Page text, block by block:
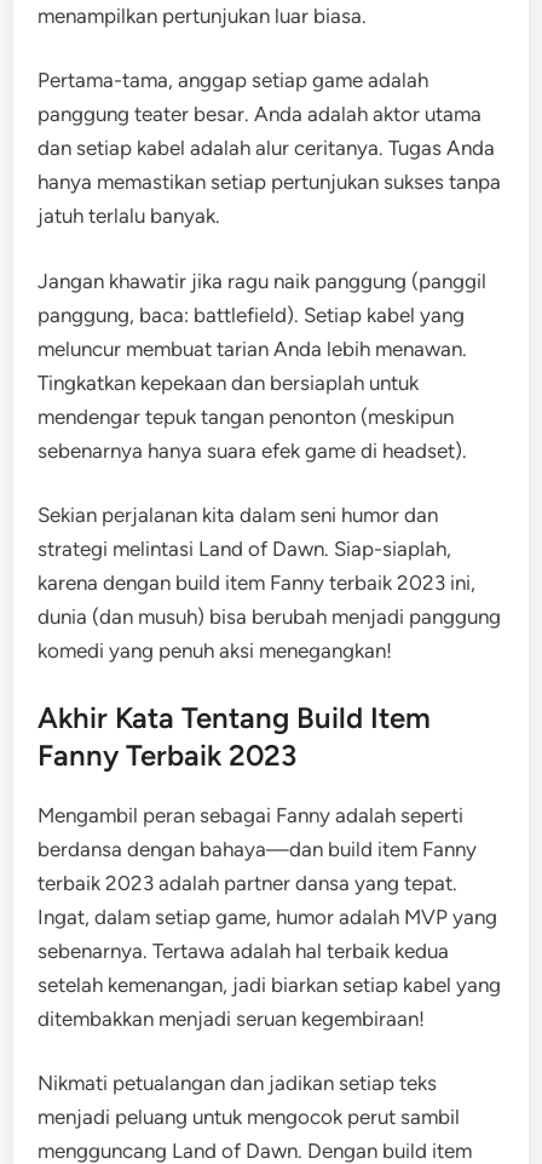
menampilkan pertunjukan luar biasa.
Pertama-tama, anggap setiap game adalah
panggung teater besar. Anda adalah aktor utama
dan setiap kabel adalah alur ceritanya. Tugas Anda
hanya memastikan setiap pertunjukan sukses tanpa
jatuh terlalu banyak.
Jangan khawatir jika ragu naik panggung (panggil
panggung, baca: battlefield). Setiap kabel yang
meluncur membuat tarian Anda lebih menawan.
Tingkatkan kepekaan dan bersiaplah untuk
mendengar tepuk tangan penonton (meskipun
sebenarnya hanya suara efek game di headset).
Sekian perjalanan kita dalam seni humor dan
strategi melintasi Land of Dawn. Siap-siaplah,
karena dengan build item Fanny terbaik 2023 ini,
dunia (dan musuh) bisa berubah menjadi panggung
komedi yang penuh aksi menegangkan!
Akhir Kata Tentang Build Item
Fanny Terbaik 2023
Mengambil peran sebagai Fanny adalah seperti
berdansa dengan bahaya—dan build item Fanny
terbaik 2023 adalah partner dansa yang tepat.
Ingat, dalam setiap game, humor adalah MVP yang
sebenarnya. Tertawa adalah hal terbaik kedua
setelah kemenangan, jadi biarkan setiap kabel yang
ditembakkan menjadi seruan kegembiraan!
Nikmati petualangan dan jadikan setiap teks
menjadi peluang untuk mengocok perut sambil
mengguncang Land of Dawn. Dengan build item